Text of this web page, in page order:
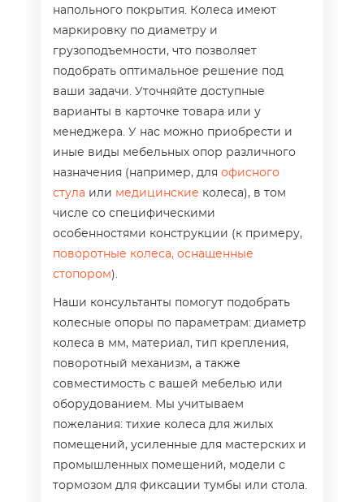
напольного покрытия. Колеса имеют
маркировку по диаметру и
грузоподъемности, что позволяет
подобрать оптимальное решение под
ваши задачи. Уточняйте доступные
варианты в карточке товара или у
менеджера. У нас можно приобрести и
иные виды мебельных опор различного
назначения (например, для офисного
стула или медицинские колеса), в том
числе со специфическими
особенностями конструкции (к примеру,
поворотные колеса, оснащенные
стопором).
Наши консультанты помогут подобрать
колесные опоры по параметрам: диаметр
колеса в мм, материал, тип крепления,
поворотный механизм, а также
совместимость с вашей мебелью или
оборудованием. Мы учитываем
пожелания: тихие колеса для жилых
помещений, усиленные для мастерских и
промышленных помещений, модели с
тормозом для фиксации тумбы или стола.